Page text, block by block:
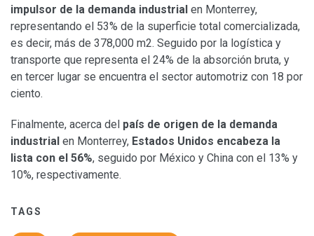
impulsor de la demanda industrial en Monterrey,
representando el 53% de la superficie total comercializada,
es decir, más de 378,000 m2. Seguido por la logística y
transporte que representa el 24% de la absorción bruta, y
en tercer lugar se encuentra el sector automotriz con 18 por
ciento.
Finalmente, acerca del país de origen de la demanda
industrial en Monterrey, Estados Unidos encabeza la
lista con el 56%, seguido por México y China con el 13% y
10%, respectivamente.
TAGS